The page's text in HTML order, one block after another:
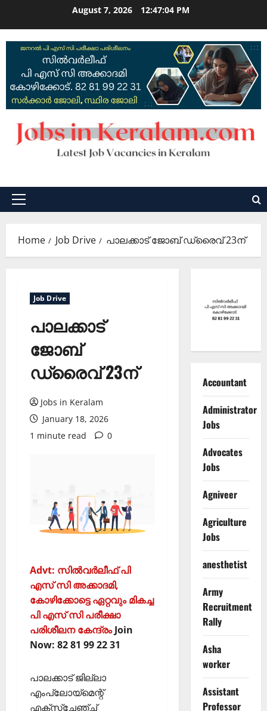
August 7, 2026 12:47:05 PM
Primary
Home Job Drive പാലക്കാട്‌ ജോബ് ഡ്രൈവ് 23ന്
Job Drive
പാലക്കാട്‌
ജോബ്
ഡ്രൈവ് 23ന്
Jobs in Keralam
January 18, 2026
1 minute read
0
Advt: സില്‍വര്‍ലീഫ് പി
എസ് സി അക്കാദമി,
കോഴിക്കോട്ടെ ഏറ്റവും മികച്ച
പി എസ് സി പരീക്ഷാ
പരിശീലന കേന്ദ്രംJoin
Now: 82 81 99 22 31
പാലക്കാട്‌ ജില്ലാ
എംപ്ലോയ്‌മെന്റ്
എക്‌സ്‌ചേഞ്ച്
Accountant
Administrator
Jobs
Advocates
Jobs
Agniveer
Agriculture
Jobs
anesthetist
Army
Recruitment
Rally
Asha
worker
Assistant
Professor